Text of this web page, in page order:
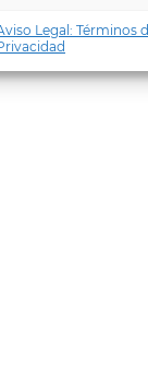
Legal: Términos